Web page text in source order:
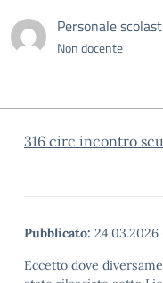
Personale
Non docente
316 circ incontro
Pubblicato: 24.03.2026
Eccetto dove